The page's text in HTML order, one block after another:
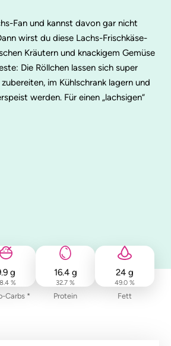
Fan und kannst davon gar nicht
wirst du diese Lachs-Frischkäse-
Kräutern und knackigem Gemüse
Die Röllchen lassen sich super
im Kühlschrank lagern und
werden. Für einen „lachsigen“
g
%
Carbs *
16.4 g
32.7 %
Protein
24 g
49.0 %
Fett